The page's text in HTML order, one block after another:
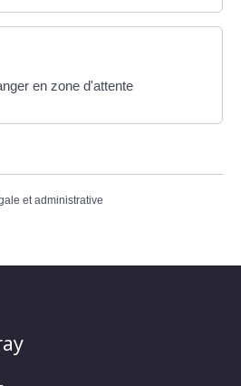
en zone d'attente
et administrative